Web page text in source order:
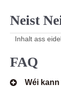
Neist
Inhalt ass
FAQ
Wéi